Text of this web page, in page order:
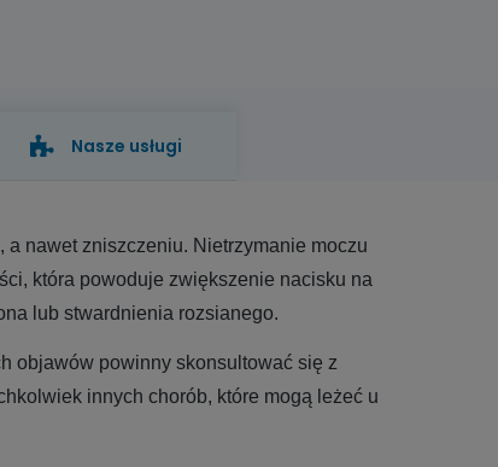
Nasze usługi
nawet zniszczeniu. Nietrzymanie moczu
która powoduje zwiększenie nacisku na
lub stwardnienia rozsianego.
objawów powinny skonsultować się z
innych chorób, które mogą leżeć u